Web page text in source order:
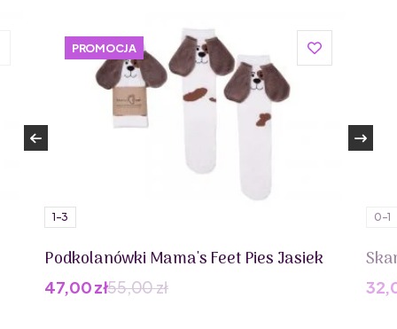
PROMOCJA
1-3
Podkolanówki Mama's Feet Pies Jasiek
55,00zł
Pierwotna
47,00zł
Aktualna
0-1